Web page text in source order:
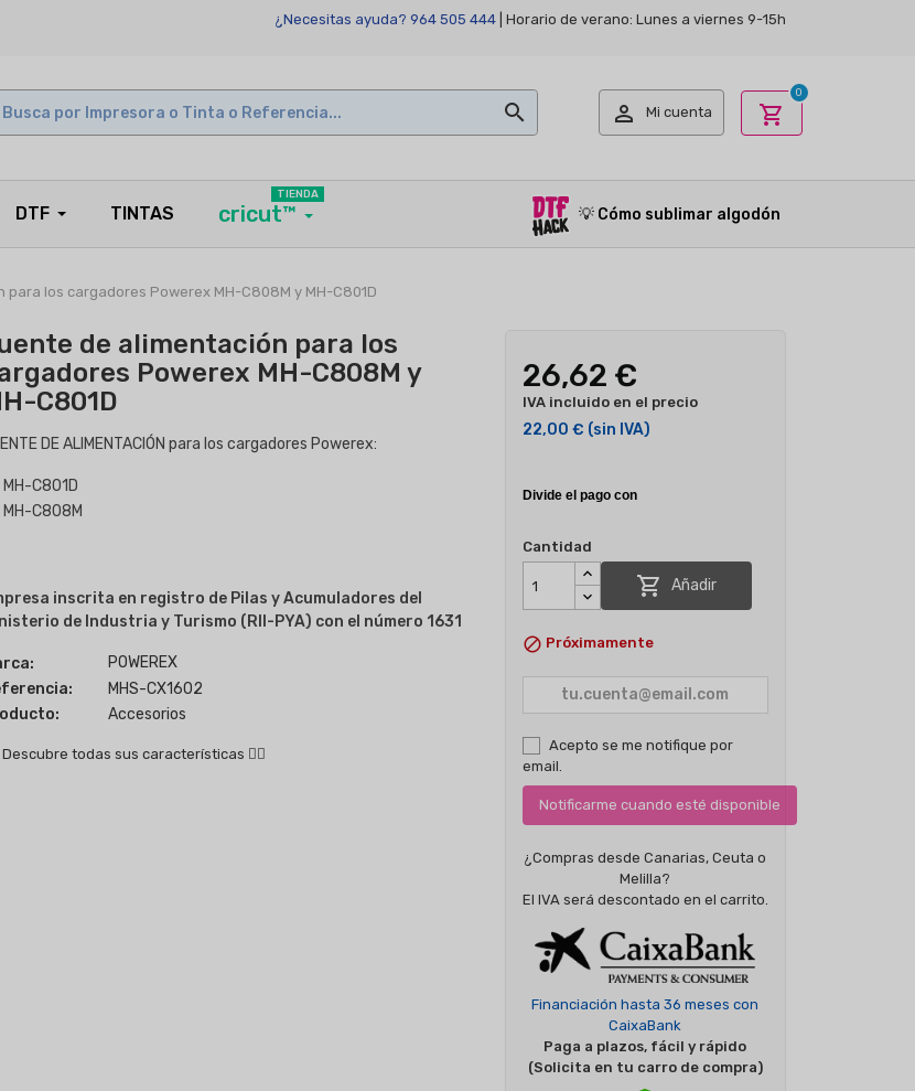
¿Necesitas ayuda? 964 505 444 | Horario de verano: Lunes a viernes 9-15h
  Mi cuenta shopping_cart
0
DTF TINTAS cricut™
TIENDA
💡 Cómo sublimar algodón
para los cargadores Powerex MH-C808M y MH-C801D
de alimentación para los
Powerex MH-C808M y
C801D
DE ALIMENTACIÓN para los cargadores Powerex:
MH-C801D
MH-C808M
inscrita en registro de Pilas y Acumuladores del
de Industria y Turismo (RII-PYA) con el número 1631
POWEREX
MHS-CX1602
Accesorios
Descubre todas sus características 👇🏻
26,62 €
22,00 € (sin IVA)
IVA incluido en el precio
Cantidad
 Añadir
 Próximamente
Acepto se me notifique por
email.
Notificarme cuando esté disponible
¿Compras desde Canarias, Ceuta o
Melilla?
El IVA será descontado en el carrito.
Financiación hasta 36 meses con
CaixaBank
Paga a plazos, fácil y rápido
(Solicita en tu carro de compra)